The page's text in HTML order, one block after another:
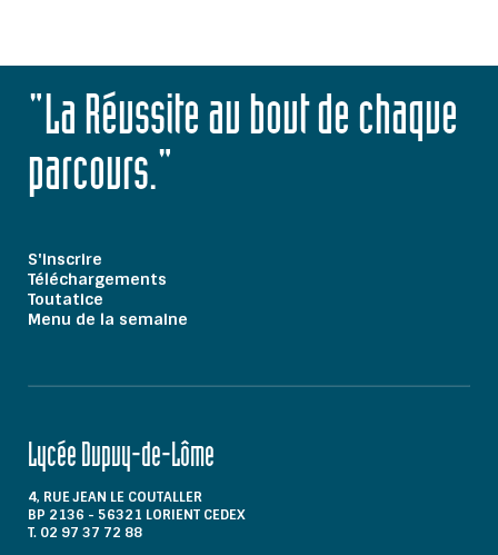
"La Réussite au bout de chaque
parcours."
S'inscrire
Téléchargements
Toutatice
Menu de la semaine
Lycée Dupuy-de-Lôme
4, RUE JEAN LE COUTALLER
BP 2136 - 56321 LORIENT CEDEX
T. 02 97 37 72 88